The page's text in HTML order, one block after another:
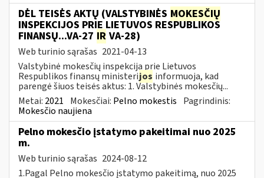
DĖL TEISĖS AKTŲ (VALSTYBINĖS MOKESČIŲ
INSPEKCIJOS PRIE LIETUVOS RESPUBLIKOS
FINANSŲ...VA-27 IR VA-28)
Web turinio sąrašas 2021-04-13
Valstybinė mokesčių inspekcija prie Lietuvos
Respublikos finansų ministerijos informuoja, kad
parengė šiuos teisės aktus: 1. Valstybinės mokesčių...
Metai: 2021 Mokesčiai: Pelno mokestis Pagrindinis:
Mokesčio naujiena
Pelno mokesčio įstatymo pakeitimai nuo 2025
m.
Web turinio sąrašas 2024-08-12
1.Pagal Pelno mokesčio įstatymo pakeitimą, nuo 2025